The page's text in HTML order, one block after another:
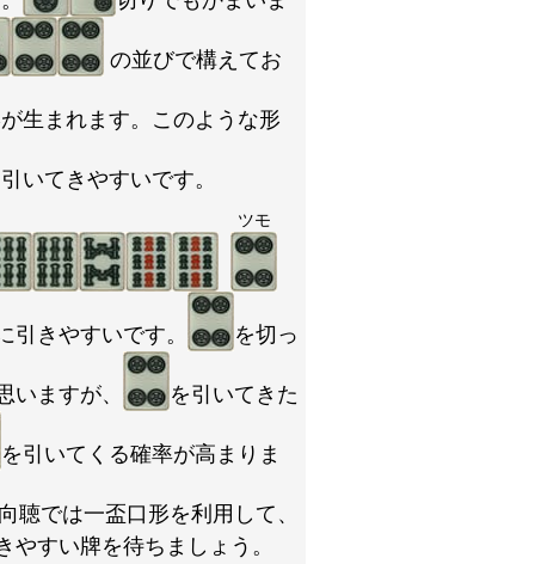
の並びで構えてお
生まれます。このような形
いてきやすいです。
ツモ
きやすいです。 を切っ
ますが、 を引いてきた
を引いてくる確率が高まりま
聴では一盃口形を利用して、
すい牌を待ちましょう。